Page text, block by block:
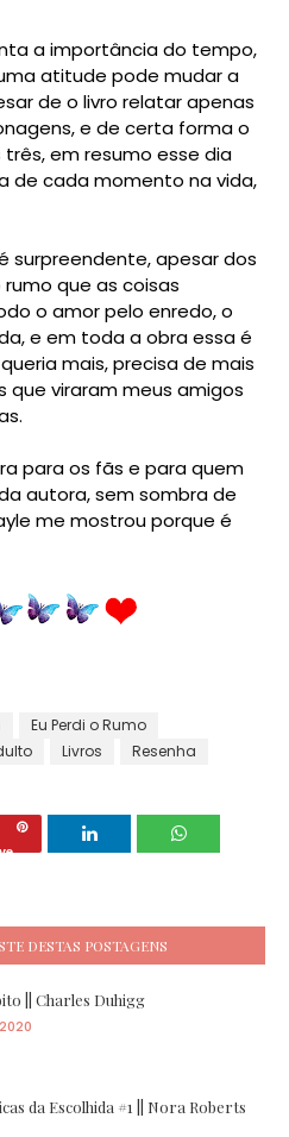
a importância do tempo,
atitude pode mudar a
de o livro relatar apenas
e de certa forma o
em resumo esse dia
de cada momento na vida,
surpreendente, apesar dos
que as coisas
o amor pelo enredo, o
e em toda a obra essa é
mais, precisa de mais
que viraram meus amigos
para os fãs e para quem
autora, sem sombra de
me mostrou porque é
Eu Perdi o Rumo
Livros
Resenha
DESTAS POSTAGENS
|| Charles Duhigg
da Escolhida #1 || Nora Roberts